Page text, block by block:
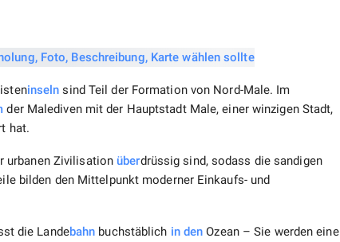
inseln sind Teil der Formation von Nord-Male. Im
der Malediven mit der Hauptstadt Male, einer winzigen Stadt,
hat.
urbanen Zivilisationüberdrüssig sind, sodass die sandigen
bilden den Mittelpunkt moderner Einkaufs- und
die Landebahn buchstäblich in den Ozean – Sie werden eine